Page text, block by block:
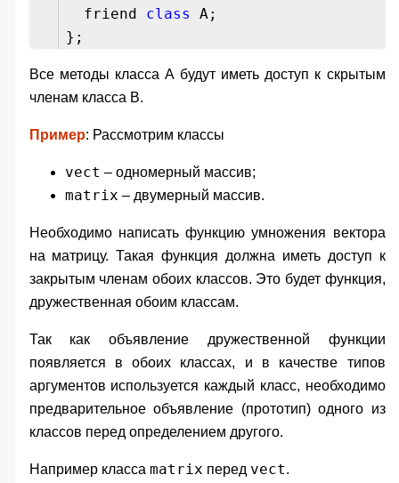
friend class A;
};
Все методы классаAбудут иметь доступ к скрытым
членам класса B.
Пример: Рассмотрим классы
vect – одномерный массив;
matrix – двумерный массив.
Необходимо написать функцию умножения вектора
на матрицу. Такая функция должна иметь доступ к
закрытым членам обоих классов. Это будет функция,
дружественная обоим классам.
Так как объявление дружественной функции
появляется в обоих классах, и в качестве типов
аргументов используется каждый класс, необходимо
предварительное объявление (прототип) одного из
классов перед определением другого.
Например класса matrix перед vect.